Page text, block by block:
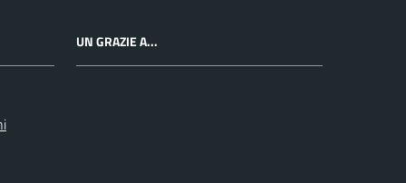
UN GRAZIE A...